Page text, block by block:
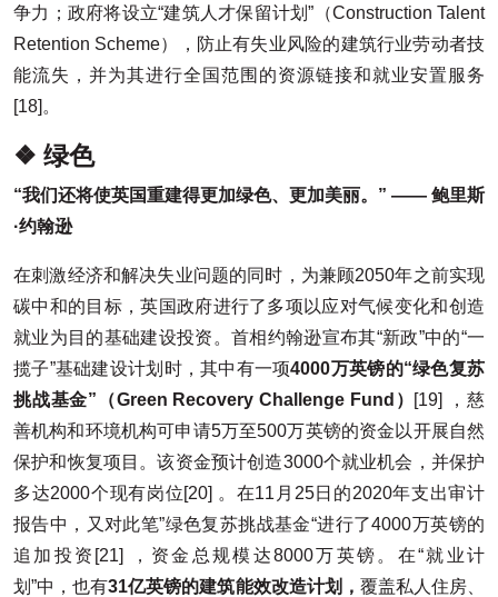
争力；政府将设立“建筑人才保留计划”（Construction Talent
Retention Scheme），防止有失业风险的建筑行业劳动者技
能流失，并为其进行全国范围的资源链接和就业安置服务
[18]。
❖ 绿色
“我们还将使英国重建得更加绿色、更加美丽。” —— 鲍里斯
·约翰逊
在刺激经济和解决失业问题的同时，为兼顾2050年之前实现
碳中和的目标，英国政府进行了多项以应对气候变化和创造
就业为目的基础建设投资。首相约翰逊宣布其“新政”中的“一
揽子”基础建设计划时，其中有一项4000万英镑的“绿色复苏
挑战基金”（Green Recovery Challenge Fund） [19] ，慈
善机构和环境机构可申请5万至500万英镑的资金以开展自然
保护和恢复项目。该资金预计创造3000个就业机会，并保护
多达2000个现有岗位[20] 。在11月25日的2020年支出审计
报告中，又对此笔”绿色复苏挑战基金“进行了4000万英镑的
追加投资[21] ，资金总规模达8000万英镑。在“就业计
划”中，也有31亿英镑的建筑能效改造计划， 覆盖私人住房、